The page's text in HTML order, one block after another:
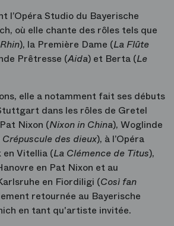
l’Opéra Studio du Bayerische
où elle chante des rôles tels que
), la Première Dame (La Flûte
Prêtresse (Aida) et Berta (Le
elle a notamment fait ses débuts
dans les rôles de Gretel
Nixon (Nixon in China), Woglinde
Crépuscule des dieux), à l’Opéra
en Vitellia (La Clémence de Titus),
en Pat Nixon et au
en Fiordiligi (Così fan
retournée au Bayerische
en tant qu'artiste invitée.